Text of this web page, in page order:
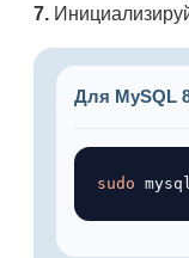
7.
Для MySQL
sudo